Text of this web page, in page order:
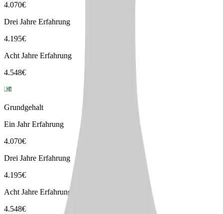
4.070€
Drei Jahre Erfahrung
4.195€
Acht Jahre Erfahrung
4.548€
Grundgehalt
Ein Jahr Erfahrung
4.070€
Drei Jahre Erfahrung
4.195€
Acht Jahre Erfahrung
4.548€